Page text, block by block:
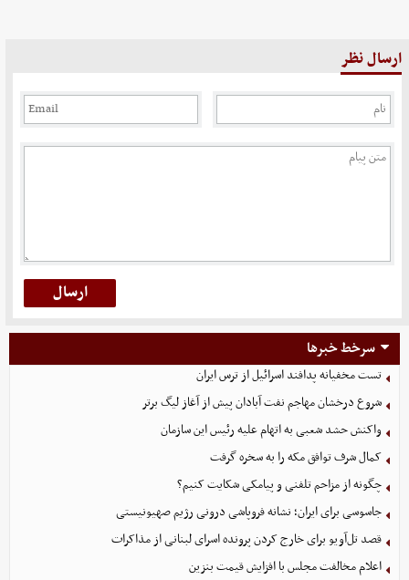
ارسال نظر
سرخط خبرها
تست مخفیانه پدافند اسرائیل از ترس ایران
شروع درخشان مهاجم نفت آبادان پیش از آغاز لیگ برتر
واکنش حشد شعبی به اتهام‌ علیه رئیس این سازمان
کمال شرف توافق مکه را به سخره گرفت
چگونه از مزاحم تلفنی و پیامکی شکایت کنیم؟
جاسوسی برای ایران؛ نشانه فروپاشی درونی رژیم صهیونیستی
قصد تل‌آویو برای خارج کردن پرونده اسرای لبنانی از مذاکرات
اعلام مخالفت مجلس با افزایش قیمت بنزین